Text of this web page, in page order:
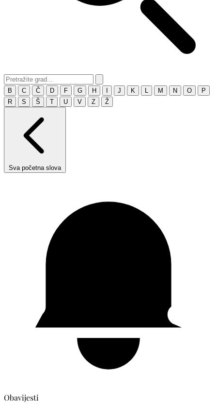
B C Č D F G H J K M N O
P
R
S Š T U V Z Ž
Sva početna slova
Obavijesti